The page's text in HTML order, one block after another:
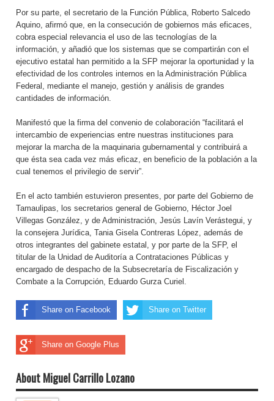
Por su parte, el secretario de la Función Pública, Roberto Salcedo
Aquino, afirmó que, en la consecución de gobiernos más eficaces,
cobra especial relevancia el uso de las tecnologías de la
información, y añadió que los sistemas que se compartirán con el
ejecutivo estatal han permitido a la SFP mejorar la oportunidad y la
efectividad de los controles internos en la Administración Pública
Federal, mediante el manejo, gestión y análisis de grandes
cantidades de información.
Manifestó que la firma del convenio de colaboración “facilitará el
intercambio de experiencias entre nuestras instituciones para
mejorar la marcha de la maquinaria gubernamental y contribuirá a
que ésta sea cada vez más eficaz, en beneficio de la población a la
cual tenemos el privilegio de servir”.
En el acto también estuvieron presentes, por parte del Gobierno de
Tamaulipas, los secretarios general de Gobierno, Héctor Joel
Villegas González, y de Administración, Jesús Lavín Verástegui, y
la consejera Jurídica, Tania Gisela Contreras López, además de
otros integrantes del gabinete estatal, y por parte de la SFP, el
titular de la Unidad de Auditoría a Contrataciones Públicas y
encargado de despacho de la Subsecretaría de Fiscalización y
Combate a la Corrupción, Eduardo Gurza Curiel.
Share on Facebook Share on Twitter
Share on Google Plus
About Miguel Carrillo Lozano